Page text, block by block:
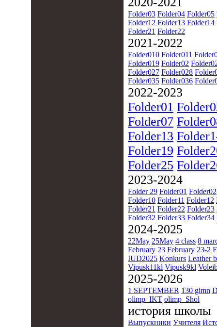
Folder03 Folder04 Folder05
Folder12 Folder13 Folder14
Folder21 Folder22
2021-2022
Folder010 Folder011
Folder019 Folder02
Folder027 Folder028
Folder035 Folder036
2022-2023
Folder01
Folder07
Folder13
Folder19
Folder25
2023-2024
Folder 29 Folder01 Folder02
Folder10 Folder11 Folder12
Folder21 Folder22 Folder23
Folder32 Folder33 Folder34
2024-2025
22May 25May 4 class 8
February 23 February 23-2
IUD2025 Konkurs Leather
Vipusk11kl Vipusk9kl
2025-2026
1 SEPTEMBER 130 gimn
olimp_IKT olimp_Shol
история школы
Выпускники Учителя